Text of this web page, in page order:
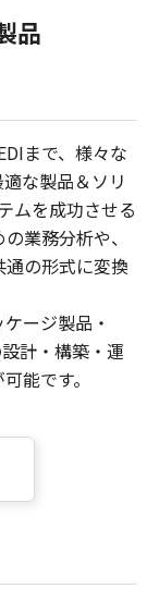
品
まで、様々な
な製品＆ソリ
ムを成功させる
業務分析や、
の形式に変換
ージ製品・
計・構築・運
能です。